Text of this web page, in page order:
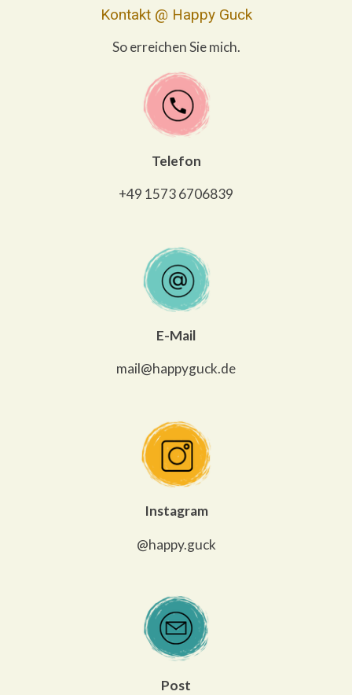
Kontakt @ Happy Guck
So erreichen Sie mich.
Telefon
+49 1573 6706839
E-Mail
mail@happyguck.de
Instagram
@happy.guck
Post